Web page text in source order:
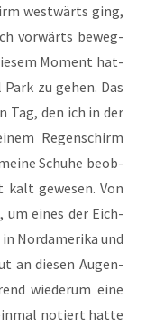
west­wärts ging,
vor­wärts beweg­
Moment hat­
zu gehen. Das
Tag, den ich in der
Regen­schirm
Schu­he beob­
kalt gewe­sen. Von
um eines der Eich­
Nord­ame­ri­ka und
an die­sen Augen­
wie­der­um eine
notiert hat­te